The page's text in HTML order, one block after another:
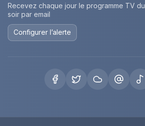
Recevez chaque jour le programme TV du
soir par email
Configurer l’alerte